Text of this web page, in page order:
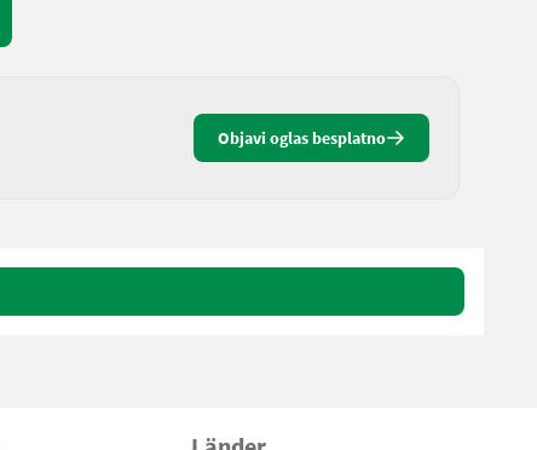
Objavi oglas besplatno